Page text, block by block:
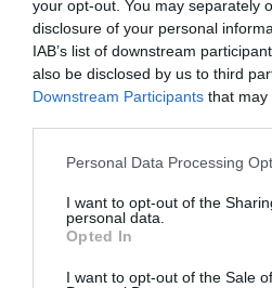
your opt-out. You may separately
disclosure of your personal
IAB’s list of downstream
also be disclosed by us to third
Downstream Participants that may
Please note that this website/app
not limited to your visit or usage
grant or deny consent to Google
use your data for below specified
consent section.
Personal Data Processing
I want to opt-out of the
personal data.
Opted In
I want to opt-out of the Sale
fejemben, hogy mindenképpen
fel egymásnak a fogadalmunk,
szónoki képességeimben.
tudtam, hogy jobb szerette
lenne. Az esküvő előtt egy
végül egy igazán katartikus
megírt fogadalmat olvasott fel,
el az érzéseit, mire a násznép